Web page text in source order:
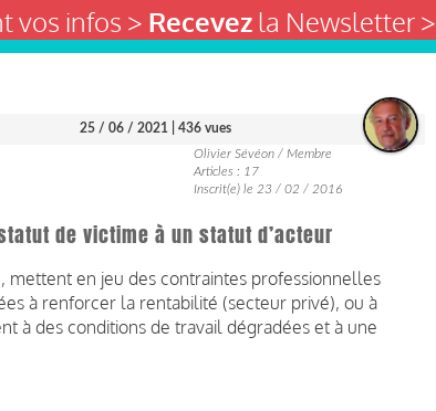
vos infos > Recevezla Newsletter >
25 / 06 / 2021 | 436 vues
Olivier Sévéon / Membre
Articles : 17
Inscrit(e) le 23 / 02 / 2016
de victime à un statut d’acteur
mettent en jeu des contraintes professionnelles
à renforcer la rentabilité (secteur privé), ou à
à des conditions de travail dégradées et à une